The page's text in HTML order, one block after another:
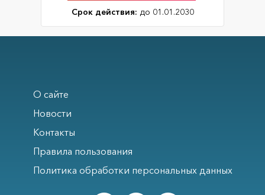
Срок действия: до 01.01.2030
О сайте
Новости
Контакты
Правила пользования
Политика обработки персональных данных